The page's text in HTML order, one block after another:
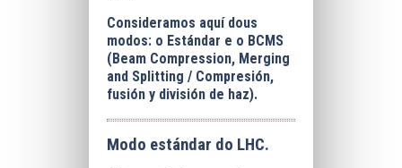
Consideramos aquí dous
modos: o Estándar e o BCMS
(Beam Compression, Merging
and Splitting / Compresión,
fusión y división de haz).
Modo estándar do LHC.